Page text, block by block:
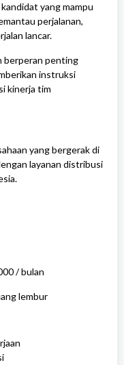
yang mampu
perjalanan,
lancar.
berperan penting
instruksi
kinerja tim
yang bergerak di
layanan distribusi
/ bulan
lembur